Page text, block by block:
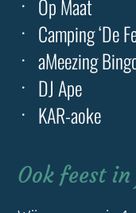
Op Maat
Camping ‘De
aMeezing
DJ Ape
KAR-aoke
Ook feest